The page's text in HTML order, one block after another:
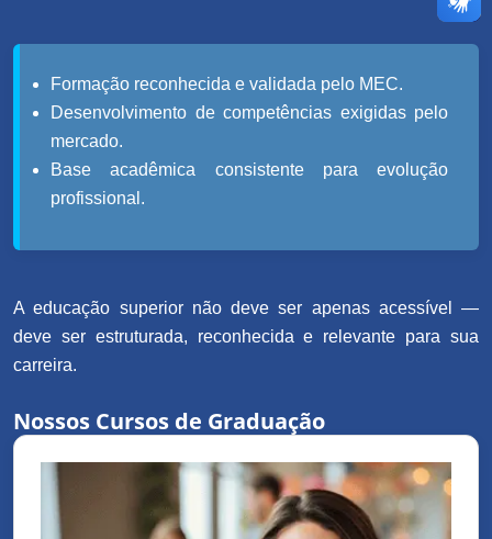
Formação reconhecida e validada pelo MEC.
Desenvolvimento de competências exigidas pelo
mercado.
Base acadêmica consistente para evolução
profissional.
A educação superior não deve ser apenas acessível —
deve ser estruturada, reconhecida e relevante para sua
carreira.
Nossos Cursos de Graduação